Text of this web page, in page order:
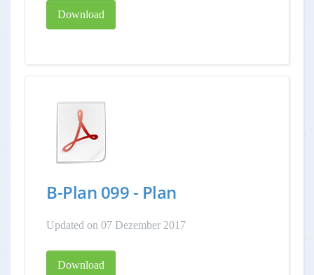
Download
B-Plan 099 - Plan
Updated on 07 Dezember 2017
Download